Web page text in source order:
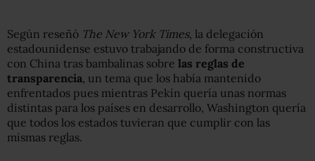
Según reseñó The New York Times, la delegación
estadounidense estuvo trabajando de forma constructiva
con China tras bambalinas sobre las reglas de
transparencia, un tema que los había mantenido
enfrentados pues mientras Pekín quería unas normas
distintas para los países en desarrollo, Washington quería
que todos los estados tuvieran que cumplir con las
mismas reglas.